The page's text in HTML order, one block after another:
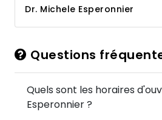
Dr. Michele Esperonnier
Questions
Quels sont les horaires
Esperonnier ?